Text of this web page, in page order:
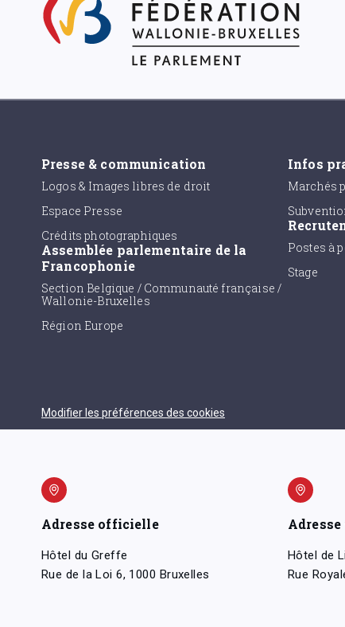
Presse & communication
Logos & Images libres de droit
Espace Presse
Crédits photographiques
Assemblée parlementaire de la
Francophonie
Section Belgique / Communauté française /
Wallonie-Bruxelles
Région Europe
Infos
Marchés
Postes à
Stage
Modifier les préférences des cookies
Adresse officielle
Hôtel du Greffe
Rue de la Loi 6, 1000 Bruxelles
Hôtel de
Rue